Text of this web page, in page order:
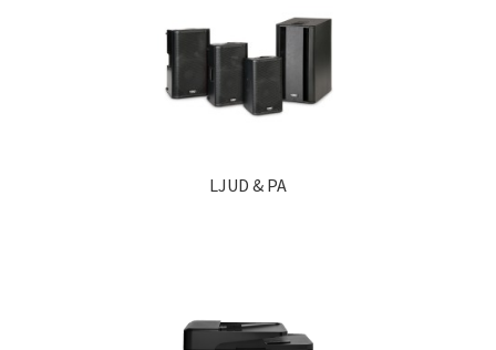
LJUD & PA